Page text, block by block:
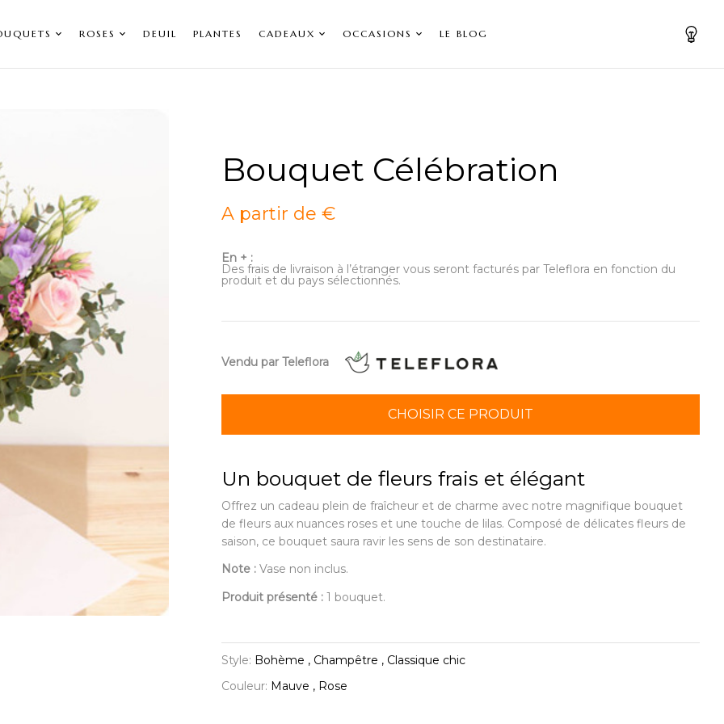
ROSES DEUIL PLANTES CADEAUX OCCASIONS LE BLOG
Bouquet Célébration
A partir de €
En + :
Des frais de livraison à l’étranger vous seront facturés par Teleflora en fonction du
produit et du pays sélectionnés.
Vendu par Teleflora
CHOISIR CE PRODUIT
Un bouquet de fleurs frais et élégant
Offrez un cadeau plein de fraîcheur et de charme avec notre magnifique bouquet
de fleurs aux nuances roses et une touche de lilas. Composé de délicates fleurs de
saison, ce bouquet saura ravir les sens de son destinataire.
Note : Vase non inclus.
Produit présenté : 1 bouquet.
Style: Bohème , Champêtre , Classique chic
Couleur: Mauve , Rose